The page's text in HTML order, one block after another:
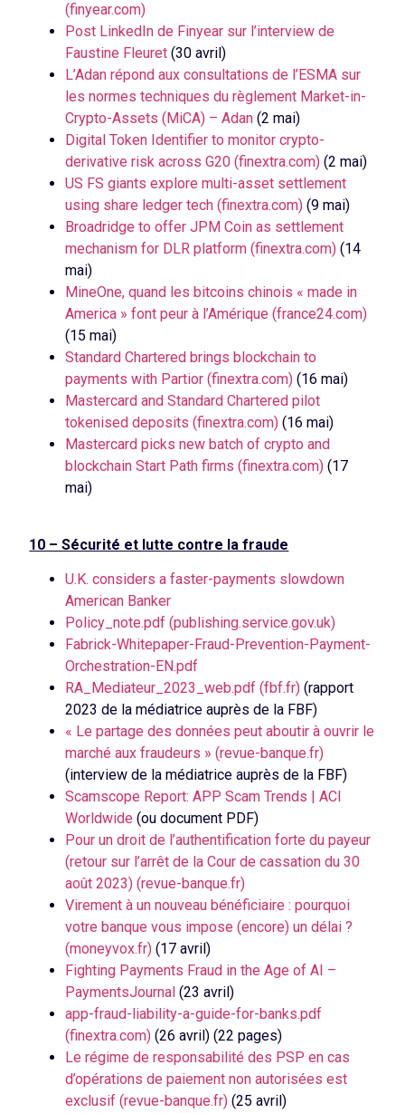
(finyear.com)
Post LinkedIn de Finyear sur l’interview de
Faustine Fleuret (30 avril)
L’Adan répond aux consultations de l’ESMA sur
les normes techniques du règlement Market-in-
Crypto-Assets (MiCA) – Adan (2 mai)
Digital Token Identifier to monitor crypto-
derivative risk across G20 (finextra.com) (2 mai)
US FS giants explore multi-asset settlement
using share ledger tech (finextra.com) (9 mai)
Broadridge to offer JPM Coin as settlement
mechanism for DLR platform (finextra.com) (14
mai)
MineOne, quand les bitcoins chinois « made in
America » font peur à l’Amérique (france24.com)
(15 mai)
Standard Chartered brings blockchain to
payments with Partior (finextra.com) (16 mai)
Mastercard and Standard Chartered pilot
tokenised deposits (finextra.com) (16 mai)
Mastercard picks new batch of crypto and
blockchain Start Path firms (finextra.com) (17
mai)
10 – Sécurité et lutte contre la fraude
U.K. considers a faster-payments slowdown
American Banker
Policy_note.pdf (publishing.service.gov.uk)
Fabrick-Whitepaper-Fraud-Prevention-Payment-
Orchestration-EN.pdf
RA_Mediateur_2023_web.pdf (fbf.fr) (rapport
2023 de la médiatrice auprès de la FBF)
« Le partage des données peut aboutir à ouvrir le
marché aux fraudeurs » (revue-banque.fr)
(interview de la médiatrice auprès de la FBF)
Scamscope Report: APP Scam Trends | ACI
Worldwide (ou document PDF)
Pour un droit de l’authentification forte du payeur
(retour sur l’arrêt de la Cour de cassation du 30
août 2023) (revue-banque.fr)
Virement à un nouveau bénéficiaire : pourquoi
votre banque vous impose (encore) un délai ?
(moneyvox.fr) (17 avril)
Fighting Payments Fraud in the Age of AI –
PaymentsJournal (23 avril)
app-fraud-liability-a-guide-for-banks.pdf
(finextra.com) (26 avril) (22 pages)
Le régime de responsabilité des PSP en cas
d’opérations de paiement non autorisées est
exclusif (revue-banque.fr) (25 avril)